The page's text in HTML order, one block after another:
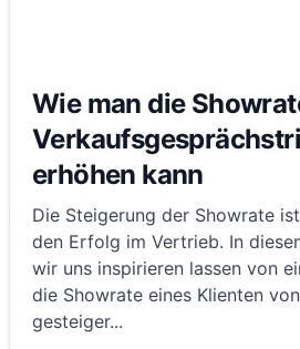
Wie man die
erhöhen kann
Die Steigerung der Showrate
den Erfolg im Vertrieb. In
wir uns inspirieren lassen von
die Showrate eines Klienten
gesteiger...